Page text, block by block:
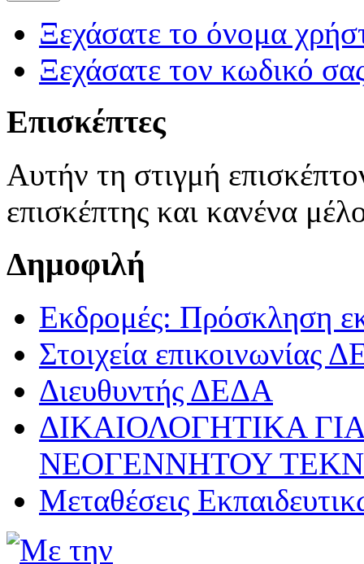
Ξεχάσατε το όνομα
Ξεχάσατε τον κωδικό
Επισκέπτες
Αυτήν τη στιγμή
επισκέπτης και κανένα
Δημοφιλή
Εκδρομές: Πρόσκληση
Στοιχεία επικοινωνίας
Διευθυντής ΔΕΔΑ
ΔΙΚΑΙΟΛΟΓΗΤΙΚΑ
ΝΕΟΓΕΝΝΗΤΟΥ
Μεταθέσεις